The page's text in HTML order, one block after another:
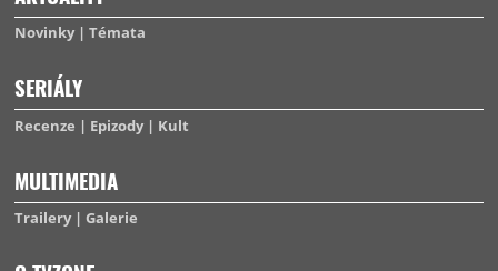
Novinky Témata
SERIÁLY
Recenze Epizody Kult
MULTIMEDIA
Trailery Galerie